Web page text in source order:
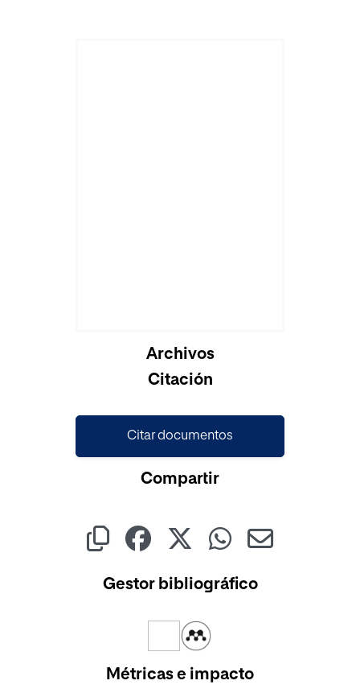
Archivos
Citación
Citar documentos
Compartir
Gestor bibliográfico
Métricas e impacto